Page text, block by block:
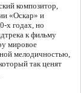
композитор,
«Оскар» и
х годах, но
к фильму
мировое
мелодичностью,
так ценят